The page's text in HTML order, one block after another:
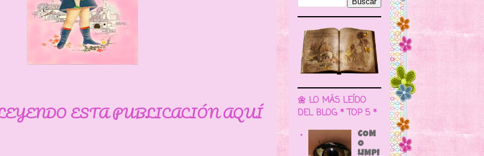
ESTA PUBLICACIÓN AQUÍ
🌼 LO MÁS LEÍDO
DEL BLOG * TOP 5 *
COM
O
LIMPI